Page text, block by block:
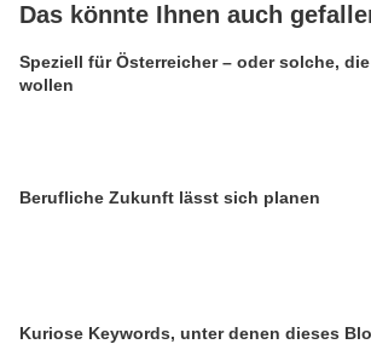
Das könnte Ihnen auch
Speziell für Österreicher – oder solche,
wollen
Berufliche Zukunft lässt sich planen
Kuriose Keywords, unter denen dieses